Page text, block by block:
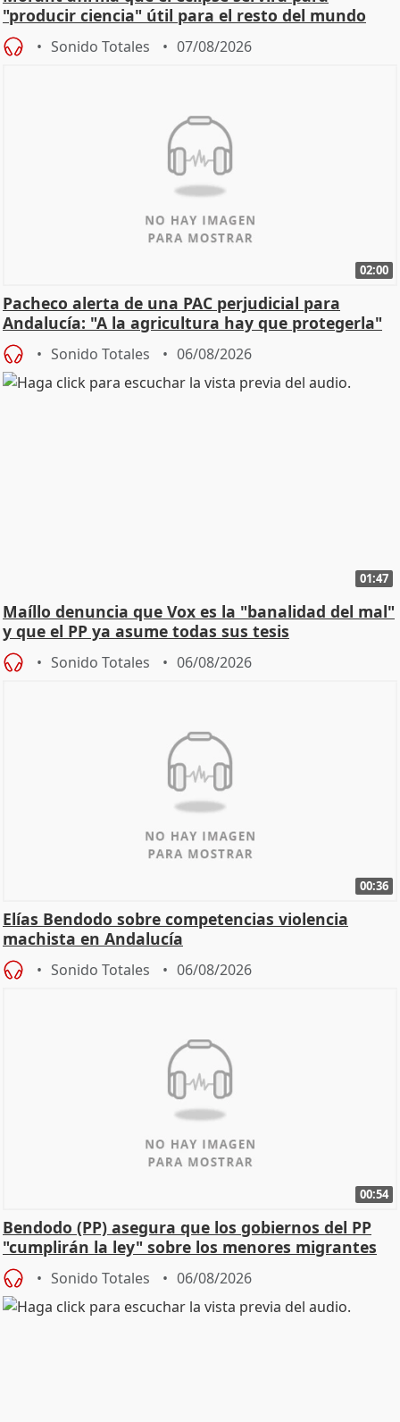
"producir ciencia" útil para el resto del mundo
Sonido Totales 07/08/2026
02:00
Pacheco alerta de una PAC perjudicial para
Andalucía: "A la agricultura hay que protegerla"
Sonido Totales 06/08/2026
01:47
Maíllo denuncia que Vox es la "banalidad del mal"
y que el PP ya asume todas sus tesis
Sonido Totales 06/08/2026
00:36
Elías Bendodo sobre competencias violencia
machista en Andalucía
Sonido Totales 06/08/2026
00:54
Bendodo (PP) asegura que los gobiernos del PP
"cumplirán la ley" sobre los menores migrantes
Sonido Totales 06/08/2026